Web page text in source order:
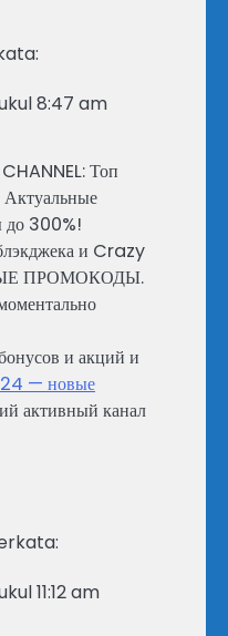
8:47 am
Топ
до 300%!
и Crazy
ПРОМОКОДЫ.
и акций и
— новые
активный канал
11:12 am